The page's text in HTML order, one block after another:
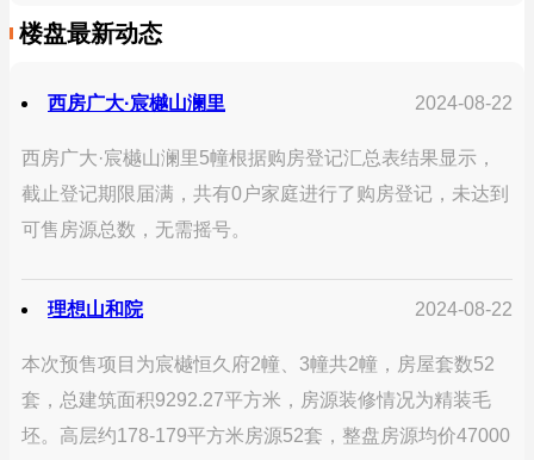
楼盘最新动态
西房广大·宸樾山澜里 2024-08-22
西房广大·宸樾山澜里5幢根据购房登记汇总表结果显示，
截止登记期限届满，共有0户家庭进行了购房登记，未达到
可售房源总数，无需摇号。
理想山和院 2024-08-22
本次预售项目为宸樾恒久府2幢、3幢共2幢，房屋套数52
套，总建筑面积9292.27平方米，房源装修情况为精装毛
坯。高层约178-179平方米房源52套，整盘房源均价47000